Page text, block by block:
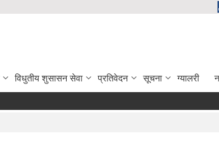
विधुतीय शुसासन सेवा प्रतिवेदन सूचना ग्यालरी